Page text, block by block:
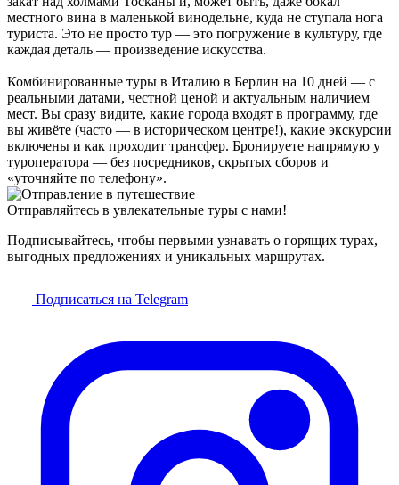
местного вина в маленькой винодельне, куда не ступала нога
туриста. Это не просто тур — это погружение в культуру, где
каждая деталь — произведение искусства.
Комбинированные туры в Италию в Берлин на 10 дней — с
реальными датами, честной ценой и актуальным наличием
мест. Вы сразу видите, какие города входят в программу, где
вы живёте (часто — в историческом центре!), какие экскурсии
включены и как проходит трансфер. Бронируете напрямую у
туроператора — без посредников, скрытых сборов и
«уточняйте по телефону».
Отправляйтесь в увлекательные туры с нами!
Подписывайтесь, чтобы первыми узнавать о горящих турах,
выгодных предложениях и уникальных маршрутах.
Подписаться на Telegram